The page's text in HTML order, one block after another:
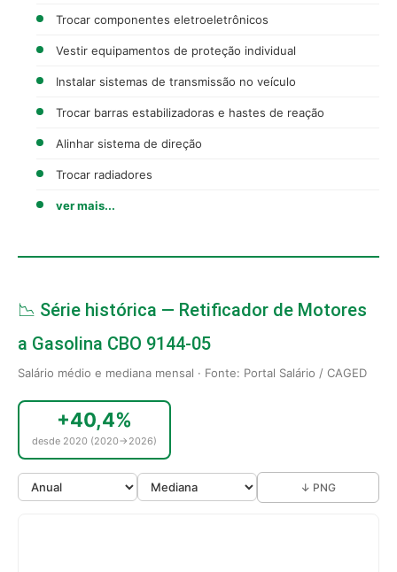
Trocar componentes eletroeletrônicos
Vestir equipamentos de proteção individual
Instalar sistemas de transmissão no veículo
Trocar barras estabilizadoras e hastes de reação
Alinhar sistema de direção
Trocar radiadores
ver mais...
📉 Série histórica — Retificador de Motores
a Gasolina CBO 9144-05
Salário médio e mediana mensal · Fonte: Portal Salário / CAGED
+40,4%
desde 2020 (2020→2026)
↓ PNG